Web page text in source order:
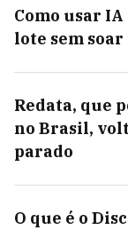
Como usar
lote sem
Redata, que
no Brasil,
parado
O que é o